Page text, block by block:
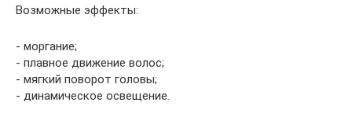
Возможные эффекты:
- моргание;
- плавное движение волос;
- мягкий поворот головы;
- динамическое освещение.